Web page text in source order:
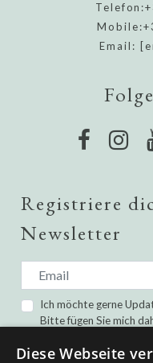
Telefon:
Mobile:
Email:
Registriere
Newsletter
Ich möchte gerne
Bitte fügen Sie mich
Datenschutz-
Diese Webseite